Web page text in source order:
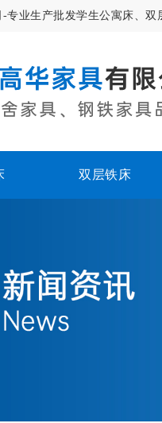
业生产批发学生公寓床、
双层铁床